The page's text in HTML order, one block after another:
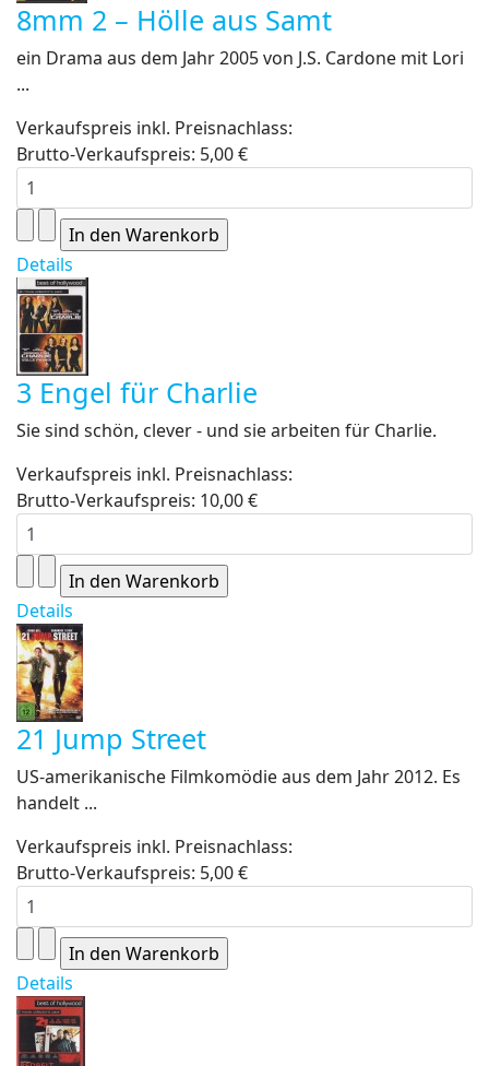
8mm 2 – Hölle aus Samt
ein Drama aus dem Jahr 2005 von J.S. Cardone mit Lori
...
Verkaufspreis inkl. Preisnachlass:
Brutto-Verkaufspreis: 5,00 €
Details
3 Engel für Charlie
Sie sind schön, clever - und sie arbeiten für Charlie.
Verkaufspreis inkl. Preisnachlass:
Brutto-Verkaufspreis: 10,00 €
Details
21 Jump Street
US-amerikanische Filmkomödie aus dem Jahr 2012. Es
handelt ...
Verkaufspreis inkl. Preisnachlass:
Brutto-Verkaufspreis: 5,00 €
Details